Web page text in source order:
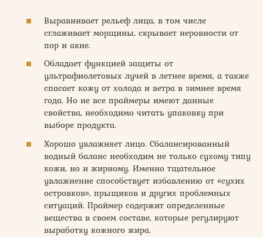
Выравнивает рельеф лица, в том числе
сглаживает морщины, скрывает неровности от
пор и акне.
Обладает функцией защиты от
ультрафиолетовых лучей в летнее время, а также
спасает кожу от холода и ветра в зимнее время
года. Но не все праймеры имеют данные
свойства, необходимо читать упаковку при
выборе продукта.
Хорошо увлажняет лицо. Сбалансированный
водный баланс необходим не только сухому типу
кожи, но и жирному. Именно тщательное
увлажнение способствует избавлению от «сухих
островков», прыщиков и других проблемных
ситуаций. Праймер содержит определенные
вещества в своем составе, которые регулируют
выработку кожного жира.